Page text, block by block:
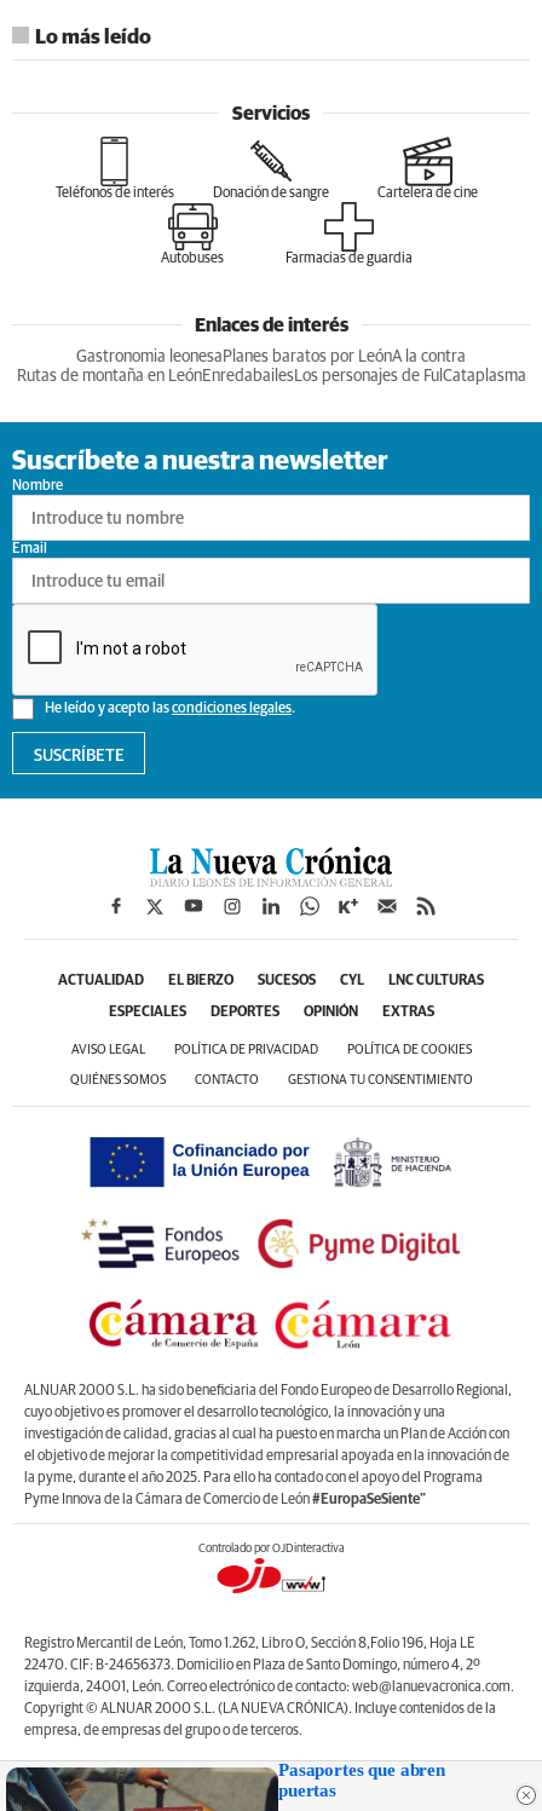
Lo más leído
Servicios
Teléfonos de interés Donación de sangre Cartelera de cine
Autobuses Farmacias de guardia
Enlaces de interés
Gastronomia leonesa Planes baratos por LeónA la contra
Rutas de montaña en LeónEnredabailesLos personajes de Ful Cataplasma
Suscríbete a nuestra newsletter
Nombre
He leído y acepto lascondiciones legales.
Email
SUSCRÍBETE
ACTUALIDAD EL BIERZO SUCESOS CYL LNC CULTURAS
ESPECIALES DEPORTES OPINIÓN EXTRAS
AVISO LEGAL POLÍTICA DE PRIVACIDAD POLÍTICA DE COOKIES
QUIÉNES SOMOS CONTACTO GESTIONA TU CONSENTIMIENTO
ALNUAR 2000 S.L. ha sido beneficiaria del Fondo Europeo de Desarrollo Regional,
cuyo objetivo es promover el desarrollo tecnológico, la innovación y una
investigación de calidad, gracias al cual ha puesto en marcha un Plan de Acción con
el objetivo de mejorar la competitividad empresarial apoyada en la innovación de
la pyme, durante el año 2025. Para ello ha contado con el apoyo del Programa
Pyme Innova de la Cámara de Comercio de León#EuropaSeSiente”
Controlado por OJDinteractiva
Registro Mercantil de León, Tomo 1.262, Libro O, Sección 8,Folio 196, Hoja LE
22470. CIF: B-24656373. Domicilio en Plaza de Santo Domingo, número 4, 2º
izquierda, 24001, León. Correo electrónico de contacto: web@lanuevacronica.com.
Copyright © ALNUAR 2000 S.L. (LA NUEVA CRÓNICA). Incluye contenidos de la
empresa, de empresas del grupo o de terceros.
Pasaportes que abren
puertas